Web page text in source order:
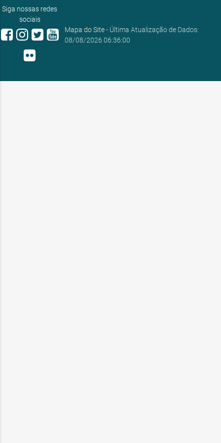
Siga nossas redes
sociais
Mapa do Site- Última Atualização de Dados:
08/08/2026 06:36:00